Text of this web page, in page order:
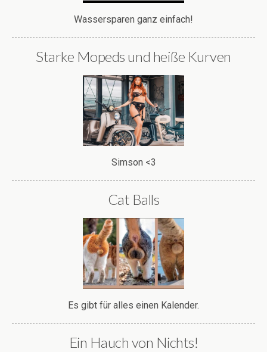
Wassersparen ganz einfach!
Starke Mopeds und heiße Kurven
Simson <3
Cat Balls
Es gibt für alles einen Kalender.
Ein Hauch von Nichts!